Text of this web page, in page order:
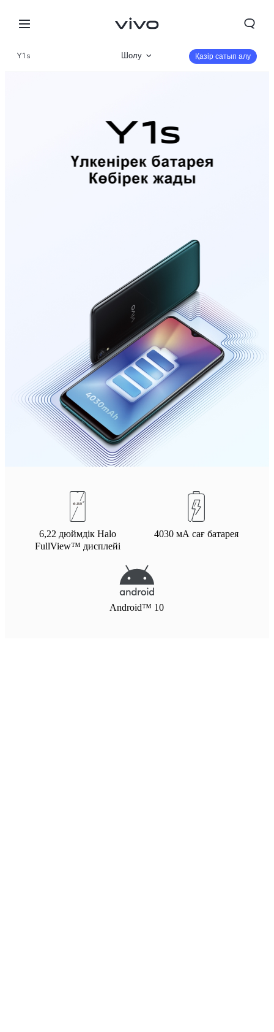
Казахстан(kk) | Елді/аймақты таңдаңыз
Y1s Шолу Қазір сатып алу
6,22 дюймдік Halo
FullView™ дисплейі
4030 мА сағ батарея
Android™ 10